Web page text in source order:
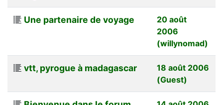
Une partenaire de voyage
20 août
2006
(willynomad)
vtt, pyrogue à madagascar
18 août 2006
(Guest)